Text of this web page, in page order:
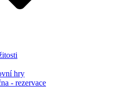
hry
- rezervace